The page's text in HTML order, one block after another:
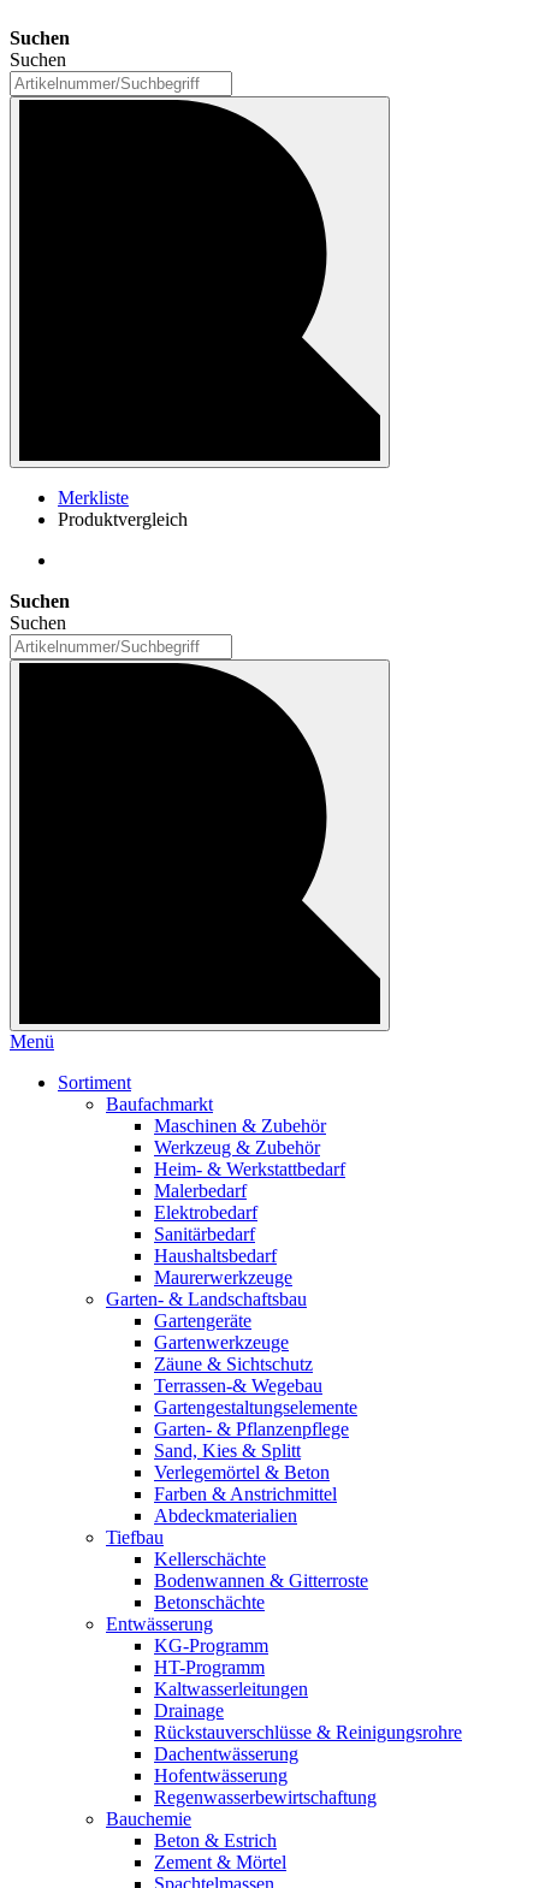
Suchen
Suchen
Merkliste
Produktvergleich
Suchen
Suchen
Menü
Sortiment
Baufachmarkt
Maschinen & Zubehör
Werkzeug & Zubehör
Heim- & Werkstattbedarf
Malerbedarf
Elektrobedarf
Sanitärbedarf
Haushaltsbedarf
Maurerwerkzeuge
Garten- & Landschaftsbau
Gartengeräte
Gartenwerkzeuge
Zäune & Sichtschutz
Terrassen-& Wegebau
Gartengestaltungselemente
Garten- & Pflanzenpflege
Sand, Kies & Splitt
Verlegemörtel & Beton
Farben & Anstrichmittel
Abdeckmaterialien
Tiefbau
Kellerschächte
Bodenwannen & Gitterroste
Betonschächte
Entwässerung
KG-Programm
HT-Programm
Kaltwasserleitungen
Drainage
Rückstauverschlüsse & Reinigungsrohre
Dachentwässerung
Hofentwässerung
Regenwasserbewirtschaftung
Bauchemie
Beton & Estrich
Zement & Mörtel
Spachtelmassen